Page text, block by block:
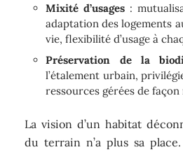
Mixité d’usages :
adaptation des logements
vie, flexibilité d’usage à
Préservation de la
l’étalement urbain,
ressources gérées de façon
La vision d’un habitat
du terrain n’a plus sa